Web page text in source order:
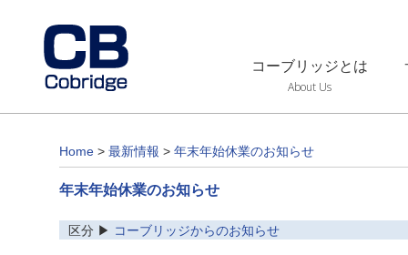
コーブリッジとは
About Us
Home > 最新情報 > 年末年始休業のお知らせ
年末年始休業のお知らせ
区分 ▶ コーブリッジからのお知らせ